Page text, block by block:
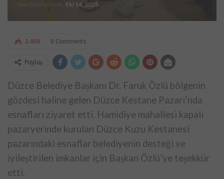
Son Güncelleme: Eki 14, 2025
0 Comments
2.466
Paylaş
Düzce Belediye Başkanı Dr. Faruk Özlü bölgenin
gözdesi haline gelen Düzce Kestane Pazarı’nda
esnafları ziyaret etti. Hamidiye mahallesi kapalı
pazaryerinde kurulan Düzce Kuzu Kestanesi
pazarındaki esnaflar belediyenin desteği ve
iyileştirilen imkanlar için Başkan Özlü’ye teşekkür
etti.